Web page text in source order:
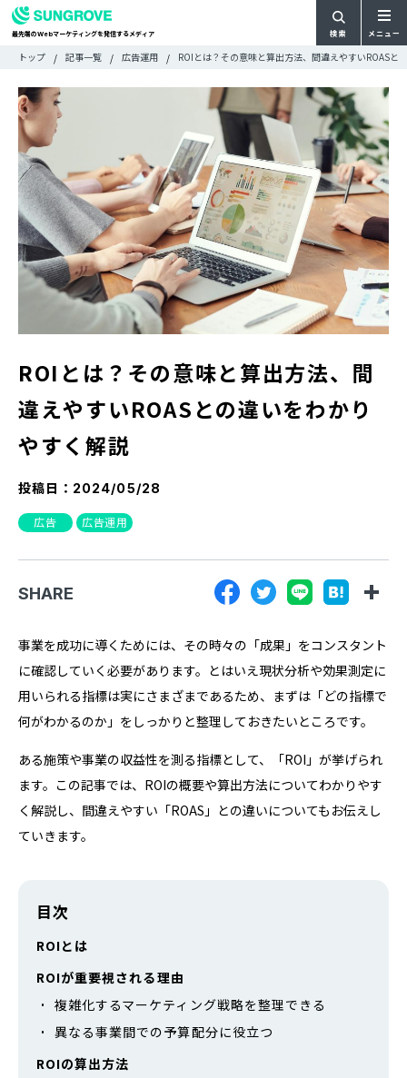
最先端のWebマーケティングを発信するメディア 検索 メニュー
ニ
ュ
ー
一
覧
すべての記事
CATEGORY
カテゴリで探す
TAG
タグで探す
WRITER
ライターで探す
FEATURE
特集
MOVIE
動画
DOCUMENT
お役立ち資料
広告掲載に関するお問い合わせ
『SUNGROVE』について
利用規約
広告掲載に関する規約
特定商取引法に基づく表記
プライバシーポリシー
運営会社
検
検
トップ 記事一覧 広告運用 ROIとは？その意味と算出方法、間違えやすいROASと
ROIとは？その意味と算出方法、間
違えやすいROASとの違いをわかり
やすく解説
投稿日： 2024/05/28
広告 広告運用
SHARE
事業を成功に導くためには、その時々の「成果」をコンスタント
に確認していく必要があります。とはいえ現状分析や効果測定に
用いられる指標は実にさまざまであるため、まずは「どの指標で
何がわかるのか」をしっかりと整理しておきたいところです。
ある施策や事業の収益性を測る指標として、「ROI」が挙げられ
ます。この記事では、ROIの概要や算出方法についてわかりやす
く解説し、間違えやすい「ROAS」との違いについてもお伝えし
ていきます。
目次
ROIとは
ROIが重要視される理由
複雑化するマーケティング戦略を整理できる
異なる事業間での予算配分に役立つ
ROIの算出方法